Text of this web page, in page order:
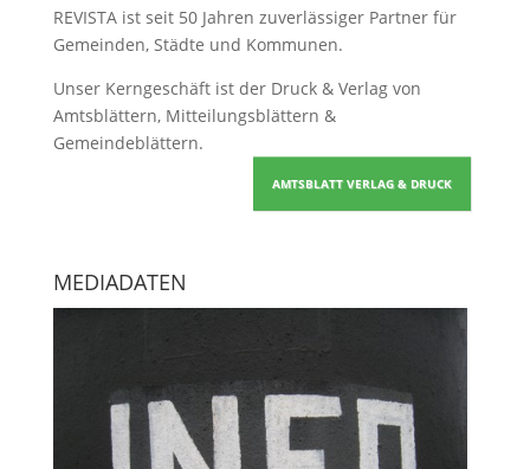
REVISTA ist seit 50 Jahren zuverlässiger Partner für
Gemeinden, Städte und Kommunen.
Unser Kerngeschäft ist der Druck & Verlag von
Amtsblättern, Mitteilungsblättern &
Gemeindeblättern.
AMTSBLATT VERLAG & DRUCK
MEDIADATEN